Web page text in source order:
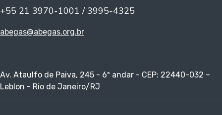
+55 21 3970-1001 / 3995-4325
abegas@abegas.org.br
Av. Ataulfo de Paiva, 245 - 6º andar - CEP: 22440-032 –
Leblon - Rio de Janeiro/RJ